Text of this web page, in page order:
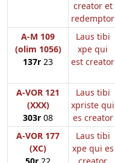
creator et
redemptor
A-M 109
(olim 1056)
137r 23
Laus tibi
xpe qui
est creator
A-VOR 121
(XXX)
303r 08
Laus tibi
xpriste qui
es creator
A-VOR 177
(XC)
Laus tibi
xpe qui es